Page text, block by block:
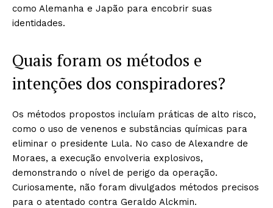
como Alemanha e Japão para encobrir suas
identidades.
Quais foram os métodos e
intenções dos conspiradores?
Os métodos propostos incluíam práticas de alto risco,
como o uso de venenos e substâncias químicas para
eliminar o presidente Lula. No caso de Alexandre de
Moraes, a execução envolveria explosivos,
demonstrando o nível de perigo da operação.
Curiosamente, não foram divulgados métodos precisos
para o atentado contra Geraldo Alckmin.